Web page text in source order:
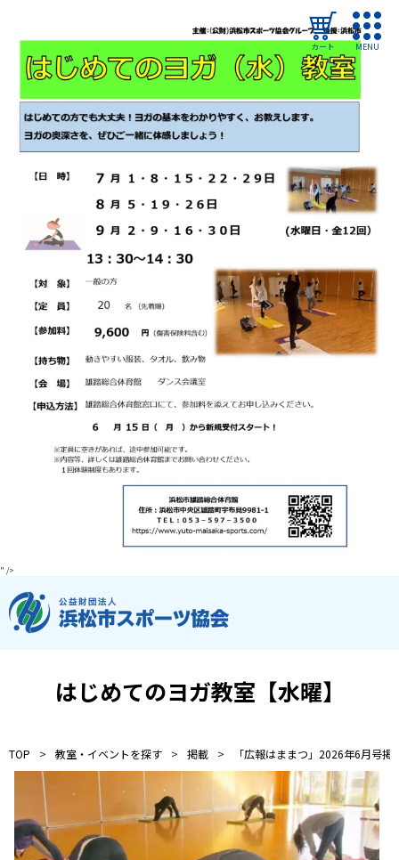
" />
カート MENU
ログイン
教室・イベントを探す
ご利用ガイド
よくある質問
協会について
教室・イベントからのお知らせ
浜松市民スポーツ祭
お知らせ
個人情報の取り扱いに関する基本方針
浜松スポーツ協会に関する
お問い合わせはこちら
053-411-8686
教室・イベントに関するお問い合わせは、
はじめてのヨガ教室【水曜】
TOP 教室・イベントを探す 掲載 「広報はままつ」2026年6月号掲